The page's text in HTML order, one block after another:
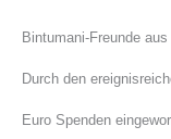
Bintumani-Freunde
Durch den
Euro Spenden